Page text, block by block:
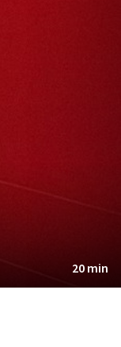
20 min